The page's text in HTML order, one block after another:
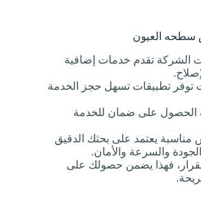
سطحه العيون
الشركة تقدم خدمات إضافية
تطبيقات تسهل حجز الخدمة
الحصول على ضمان للخدمة
مناسبة يعتمد على بحثك الدقيق
والسرعة والأمان.
فهذا يضمن حصولك على